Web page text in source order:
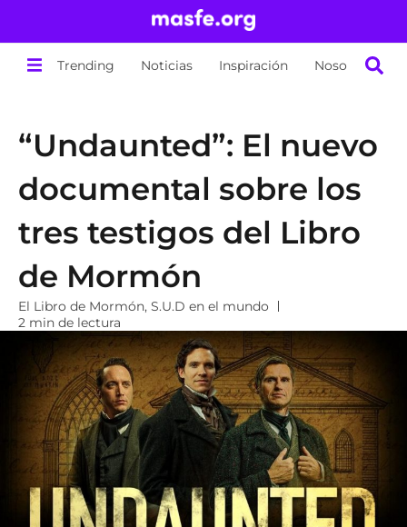
Trending Noticias Inspiración Nosotros
“Undaunted”: El nuevo
documental sobre los
tres testigos del Libro
de Mormón
El Libro de Mormón, S.U.D en el mundo
2 min de lectura